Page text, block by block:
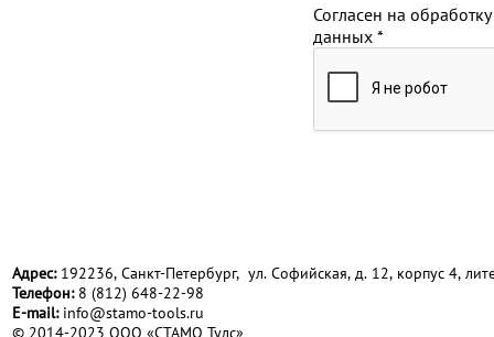
Согласен на обработку
данных *
Адрес:192236, Санкт-Петербург, ул. Софийская, д. 12, корпус 4,
Телефон:8 (812) 648-22-98
Е-mail: info@stamo-tools.ru
© 2014-2023 ООО «СТАМО Тулс»